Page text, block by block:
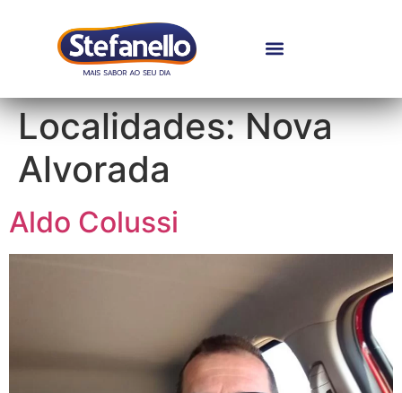
Localidades:Nova
Alvorada
Aldo Colussi